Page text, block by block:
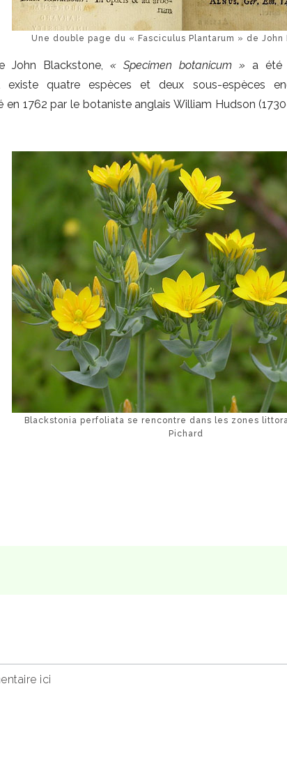
Une double page du « Fasciculus Plantarum » de John
John Blackstone, « Specimen botanicum » a été
quatre espèces et deux sous-espèces
en 1762 par le botaniste anglais William Hudson
Blackstonia perfoliata se rencontre dans les zones
Pichard